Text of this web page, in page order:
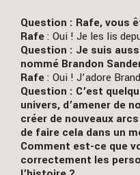
Question : Rafe, vous
Rafe: Oui ! Je les lis
Question : Je suis
nommé Brandon
Rafe: Oui ! J’adore
Question : C’est
univers, d’amener de
créer de nouveaux
de faire cela dans un
Comment est-ce que
correctement les